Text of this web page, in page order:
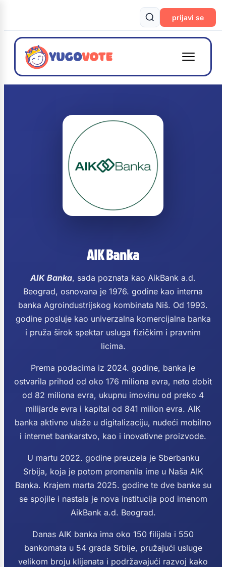
prijavi se
AIK Banka
AIK Banka, sada poznata kao AikBank a.d.
Beograd, osnovana je 1976. godine kao interna
banka Agroindustrijskog kombinata Niš. Od 1993.
godine posluje kao univerzalna komercijalna banka
i pruža širok spektar usluga fizičkim i pravnim
licima.
Prema podacima iz 2024. godine, banka je
ostvarila prihod od oko 176 miliona evra, neto dobit
od 82 miliona evra, ukupnu imovinu od preko 4
milijarde evra i kapital od 841 milion evra. AIK
banka aktivno ulaže u digitalizaciju, nudeći mobilno
i internet bankarstvo, kao i inovativne proizvode.
U martu 2022. godine preuzela je Sberbanku
Srbija, koja je potom promenila ime u Naša AIK
Banka. Krajem marta 2025. godine te dve banke su
se spojile i nastala je nova institucija pod imenom
AikBank a.d. Beograd.
Danas AIK banka ima oko 150 filijala i 550
bankomata u 54 grada Srbije, pružajući usluge
velikom broju klijenata i podržavajući razvoj kako